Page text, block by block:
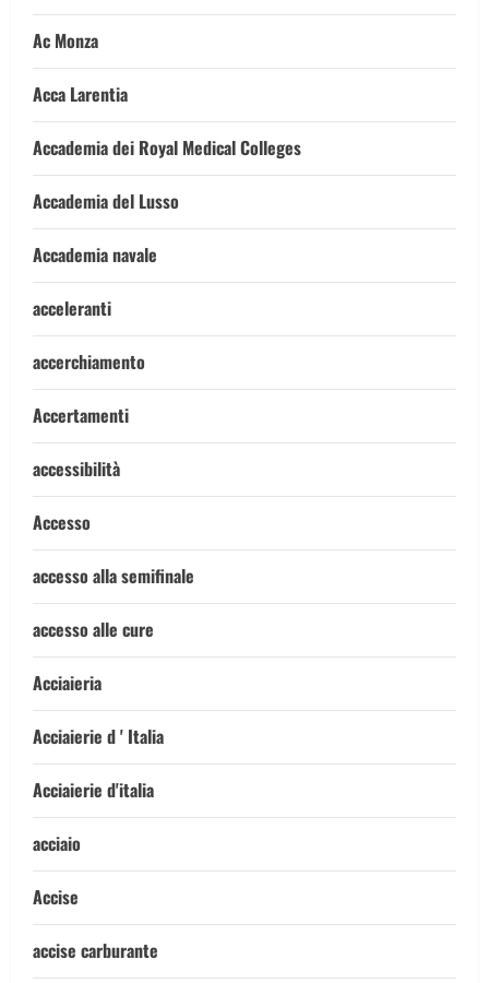
Ac Monza
Acca Larentia
Accademia dei Royal Medical Colleges
Accademia del Lusso
Accademia navale
acceleranti
accerchiamento
Accertamenti
accessibilità
Accesso
accesso alla semifinale
accesso alle cure
Acciaieria
Acciaierie d ' Italia
Acciaierie d'italia
acciaio
Accise
accise carburante